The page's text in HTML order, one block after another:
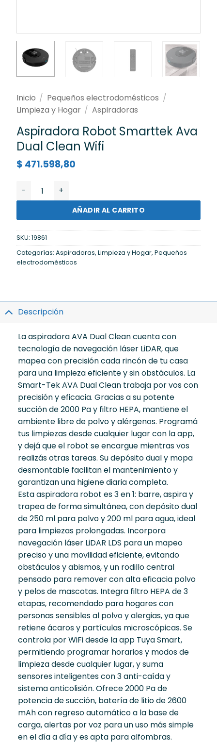
Inicio / Pequeños electrodomésticos /
Limpieza y Hogar / Aspiradoras
Aspiradora Robot Smarttek Ava
Dual Clean Wifi
$ 471.598,80
Aspiradora Robot Smarttek Ava Dual Clean Wifi
AÑADIR AL CARRITO
SKU: 19861
Categorías: Aspiradoras, Limpieza y Hogar, Pequeños
electrodomésticos
Descripción
La aspiradora AVA Dual Clean cuenta con
tecnología de navegación láser LiDAR, que
mapea con precisión cada rincón de tu casa
para una limpieza eficiente y sin obstáculos. La
Smart-Tek AVA Dual Clean trabaja por vos con
precisión y eficacia. Gracias a su potente
succión de 2000 Pa y filtro HEPA, mantiene el
ambiente libre de polvo y alérgenos. Programá
tus limpiezas desde cualquier lugar con la app,
y dejá que el robot se encargue mientras vos
realizás otras tareas. Su depósito dual y mopa
desmontable facilitan el mantenimiento y
garantizan una higiene diaria completa.
Esta aspiradora robot es 3 en 1: barre, aspira y
trapea de forma simultánea, con depósito dual
de 250 ml para polvo y 200 ml para agua, ideal
para limpiezas prolongadas. Incorpora
navegación láser LiDAR LDS para un mapeo
preciso y una movilidad eficiente, evitando
obstáculos y abismos, y un rodillo central
pensado para remover con alta eficacia polvo
y pelos de mascotas. Integra filtro HEPA de 3
etapas, recomendado para hogares con
personas sensibles al polvo y alergias, ya que
retiene ácaros y partículas microscópicas. Se
controla por WiFi desde la app Tuya Smart,
permitiendo programar horarios y modos de
limpieza desde cualquier lugar, y suma
sensores inteligentes con 3 anti-caída y
sistema anticolisión. Ofrece 2000 Pa de
potencia de succión, batería de litio de 2600
mAh con regreso automático a la base de
carga, alertas por voz para un uso más simple
en el día a día y es apta para alfombras.